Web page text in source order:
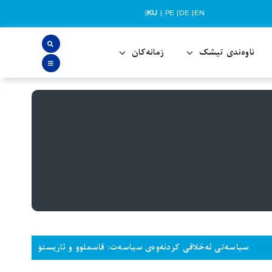
KU| PE |DE |EN
|
ناوەندی تیشک زمانەکان
دەداتەوە و لەژێر چاودێریی گرووپێک لە
ئەخلاقی کردنەوەی سیاسەت: قاسملوو و ئاریستۆ “کەمێک سەر